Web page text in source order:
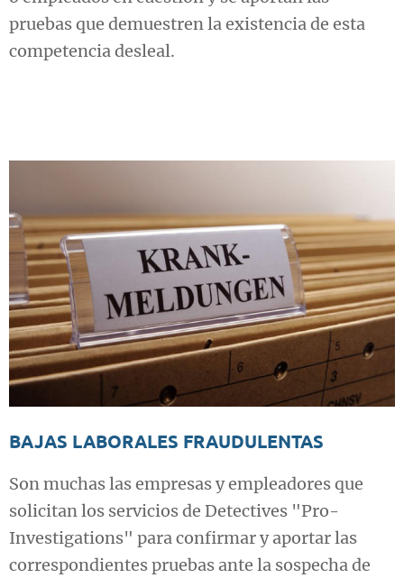
pruebas que demuestren la existencia de esta
competencia desleal.
BAJAS LABORALES FRAUDULENTAS
Son muchas las empresas y empleadores que
solicitan los servicios de Detectives "Pro-
Investigations" para confirmar y aportar las
correspondientes pruebas ante la sospecha de